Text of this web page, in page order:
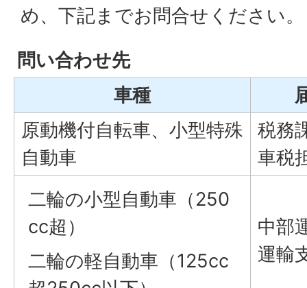
め、下記までお問合せください。
問い合わせ先
車種
原動機付自転車、小型特殊
自動車
税務
車税
二輪の小型自動車（250
cc超）
二輪の軽自動車（125cc
中部
運輸